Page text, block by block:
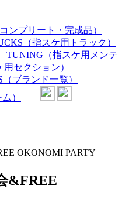
コンプリート・完成品）
（指スケ用トラック）
TUNING （指スケ用メンテ
用セクション）
（ブランド一覧）
）
OKONOMI PARTY
&FREE